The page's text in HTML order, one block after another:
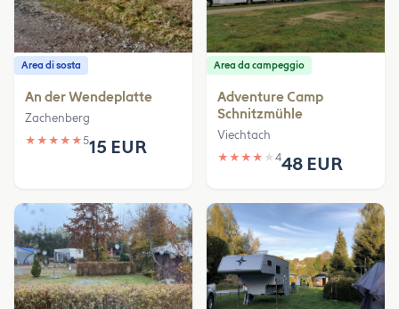
Area di sosta
An der Wendeplatte
Zachenberg
★ ★ ★ ★ ★515 EUR
Area da campeggio
Adventure Camp
Schnitzmühle
Viechtach
★ ★ ★ ★ ★ 448 EUR